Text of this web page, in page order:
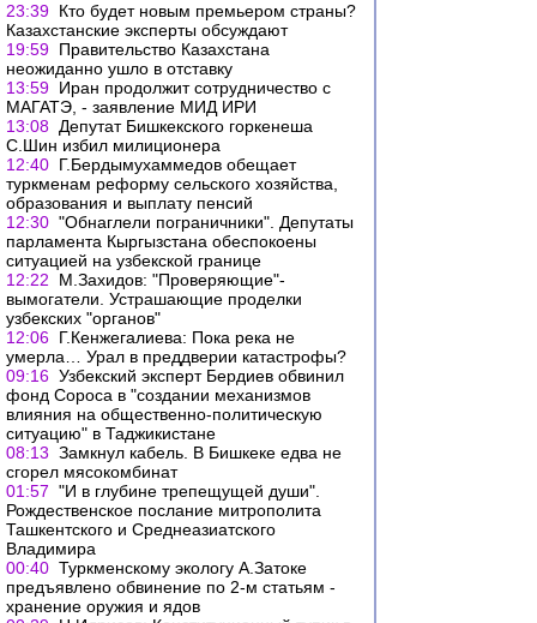
23:39 Кто будет новым премьером страны?
Казахстанские эксперты обсуждают
19:59 Правительство Казахстана
неожиданно ушло в отставку
13:59 Иран продолжит сотрудничество с
МАГАТЭ, - заявление МИД ИРИ
13:08 Депутат Бишкекского горкенеша
С.Шин избил милиционера
12:40 Г.Бердымухаммедов обещает
туркменам реформу сельского хозяйства,
образования и выплату пенсий
12:30 "Обнаглели пограничники". Депутаты
парламента Кыргызстана обеспокоены
ситуацией на узбекской границе
12:22
М.Захидов: "Проверяющие"-
вымогатели. Устрашающие проделки
узбекских "органов"
12:06 Г.Кенжегалиева: Пока река не
умерла… Урал в преддверии катастрофы?
09:16 Узбекский эксперт Бердиев обвинил
фонд Сороса в "создании механизмов
влияния на общественно-политическую
ситуацию" в Таджикистане
08:13 Замкнул кабель. В Бишкеке едва не
сгорел мясокомбинат
01:57 "И в глубине трепещущей души".
Рождественское послание митрополита
Ташкентского и Среднеазиатского
Владимира
00:40 Туркменскому экологу А.Затоке
предъявлено обвинение по 2-м статьям -
хранение оружия и ядов